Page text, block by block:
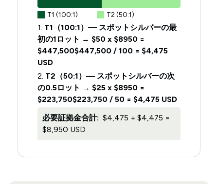
T1 (100:1) T2 (50:1)
1. T1（100:1）— スポットシルバーの最
初の1ロット → $50 x $8950 =
$447,500$447,500 / 100 = $4,475
USD
2. T2（50:1）— スポットシルバーの次
の0.5ロット → $25 x $8950 =
$223,750$223,750 / 50 = $4,475 USD
必要証拠金合計: $4,475 + $4,475 =
$8,950 USD